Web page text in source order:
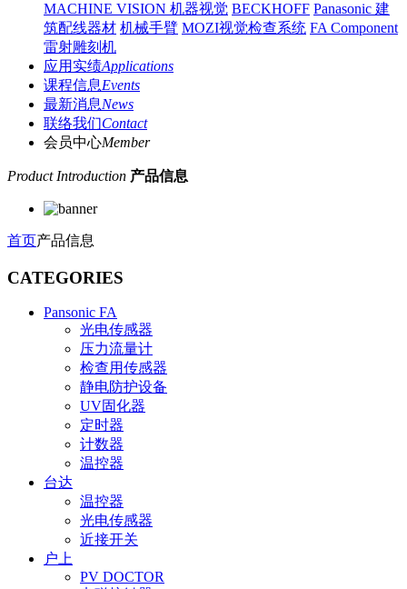
MACHINE VISION 机器视觉 BECKHOFF Panasonic 建
筑配线器材 机械手臂 MOZI视觉检查系统 FA Component
雷射雕刻机
应用实绩Applications
课程信息Events
最新消息News
联络我们Contact
会员中心Member
Product Introduction 产品信息
首页产品信息
CATEGORIES
Pansonic FA
光电传感器
压力流量计
检查用传感器
静电防护设备
UV固化器
定时器
计数器
温控器
台达
温控器
光电传感器
近接开关
户上
PV DOCTOR